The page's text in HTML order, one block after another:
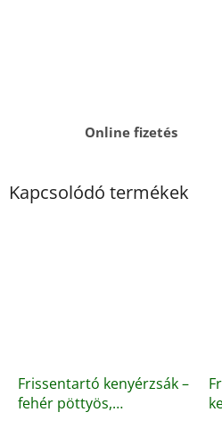
Online fizetés
Kapcsolódó termékek
Frissentartó kenyérzsák –
fehér pöttyös,